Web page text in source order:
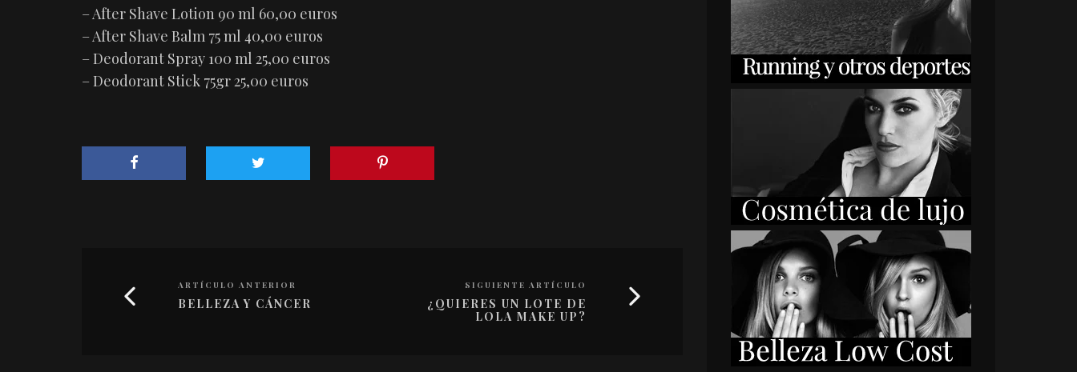
– After Shave Lotion 90 ml 60,00 euros
– After Shave Balm 75 ml 40,00 euros
– Deodorant Spray 100 ml 25,00 euros
– Deodorant Stick 75gr 25,00 euros
ARTÍCULO ANTERIOR
BELLEZA Y CÁNCER
SIGUIENTE ARTÍCULO
¿QUIERES UN LOTE DE
LOLA MAKE UP?